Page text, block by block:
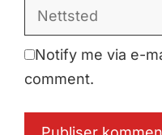
Notify me via e-
comment.